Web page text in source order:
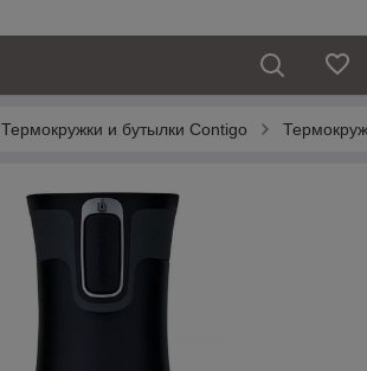
Термокружки и бутылки Contigo